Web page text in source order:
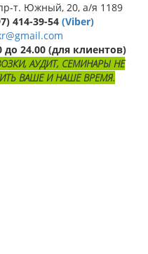
т. Южный, 20, а/я 1189
414-39-54 (Viber)
до 24.00 (для клиентов)
АУДИТ, СЕМИНАРЫ НЕ
ВАШЕ И НАШЕ ВРЕМЯ.